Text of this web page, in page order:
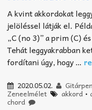
A kvint akkordokat
jelöléssel látják el.
„C (no 3)” a prim (C)
Tehát leggyakrabban
fordítani úgy, hogy …
2020.05.02.
Zeneelmélet akkord •
chord